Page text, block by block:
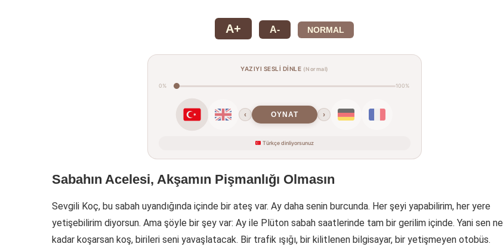
A+ A- NORMAL
YAZIYI SESLİ DİNLE (Normal)
0% 100%
‹ OYNAT ›
Türkçe dinliyorsunuz
Sabahın Acelesi, Akşamın Pişmanlığı Olmasın
Sevgili Koç, bu sabah uyandığında içinde bir ateş var. Ay daha senin burcunda. Her şeyi yapabilirim, her yere
yetişebilirim diyorsun. Ama şöyle bir şey var: Ay ile Plüton sabah saatlerinde tam bir gerilim içinde. Yani sen ne
kadar koşarsan koş, birileri seni yavaşlatacak. Bir trafik ışığı, bir kilitlenen bilgisayar, bir yetişmeyen otobüs.